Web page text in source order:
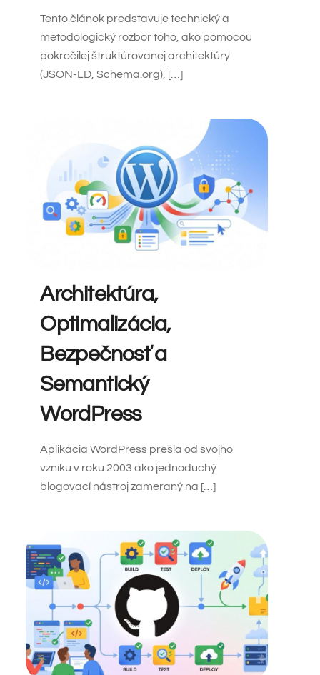
Tento článok predstavuje technický a
metodologický rozbor toho, ako pomocou
pokročilej štruktúrovanej architektúry
(JSON-LD, Schema.org), […]
Architektúra,
Optimalizácia,
Bezpečnosť a
Semantický
WordPress
Aplikácia WordPress prešla od svojho
vzniku v roku 2003 ako jednoduchý
blogovací nástroj zameraný na […]